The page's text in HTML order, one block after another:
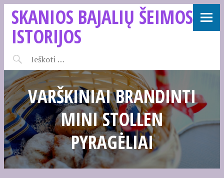
SKANIOS BAJALIŲ ŠEIMOS
ISTORIJOS
VARŠKINIAI BRANDINTI
MINI STOLLEN
PYRAGĖLIAI